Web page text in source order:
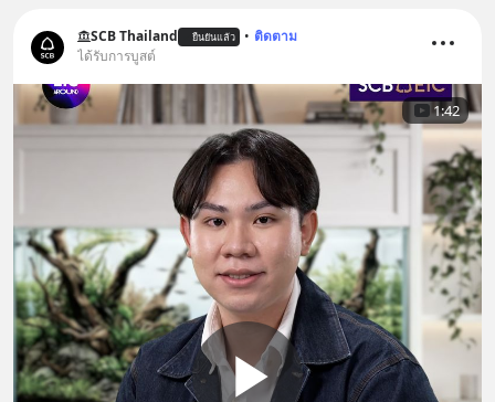
SCB Thailand ยืนยันแล้ว • ติดตาม
ได้รับการบูสต์
1:42